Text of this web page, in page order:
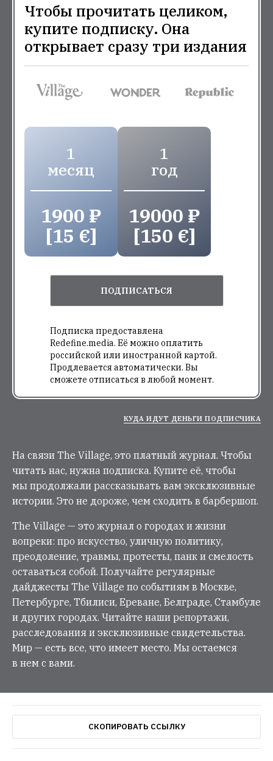
Чтобы прочитать целиком,
купите подписку. Она
открывает сразу три издания
1
месяц
1900 ₽
[15 €]
1
год
19000 ₽
[150 €]
ПОДПИСАТЬСЯ
Подписка предоставлена
Redefine.media. Её можно оплатить
российской или иностранной картой.
Продлевается автоматически. Вы
сможете отписаться в любой момент.
КУДА ИДУТ ДЕНЬГИ ПОДПИСЧИКА
На связи The Village, это платный журнал. Чтобы
читать нас, нужна подписка. Купите её, чтобы
мы продолжали рассказывать вам эксклюзивные
истории. Это не дороже, чем сходить в барбершоп.
The Village — это журнал о городах и жизни
вопреки: про искусство, уличную политику,
преодоление, травмы, протесты, панк и смелость
оставаться собой. Получайте регулярные
дайджесты The Village по событиям в Москве,
Петербурге, Тбилиси, Ереване, Белграде, Стамбуле
и других городах. Читайте наши репортажи,
расследования и эксклюзивные свидетельства.
Мир — есть все, что имеет место. Мы остаемся
в нем с вами.
СКОПИРОВАТЬ ССЫЛКУ